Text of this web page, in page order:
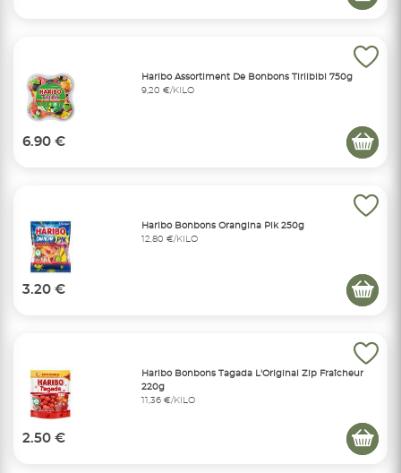
Haribo Assortiment De Bonbons Tirlibibi 750g
9,20 €/KILO
6.90 €
Haribo Bonbons Orangina Pik 250g
12,80 €/KILO
3.20 €
Haribo Bonbons Tagada L'Original Zip Fraîcheur
220g
11,36 €/KILO
2.50 €